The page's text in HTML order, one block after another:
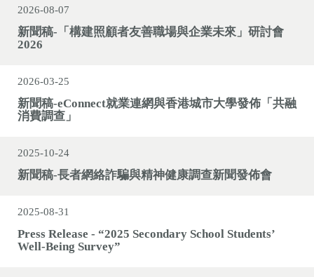
2026-08-07
新聞稿-「構建照顧者友善職場與企業未來」研討會
2026
2026-03-25
新聞稿-eConnect就業連網與香港城市大學發佈「共融
消費調查」
2025-10-24
新聞稿-長者網絡詐騙與精神健康調查新聞發佈會
2025-08-31
Press Release - “2025 Secondary School Students’
Well-Being Survey”